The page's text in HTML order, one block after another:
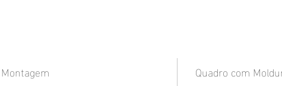
Montagem Quadro com